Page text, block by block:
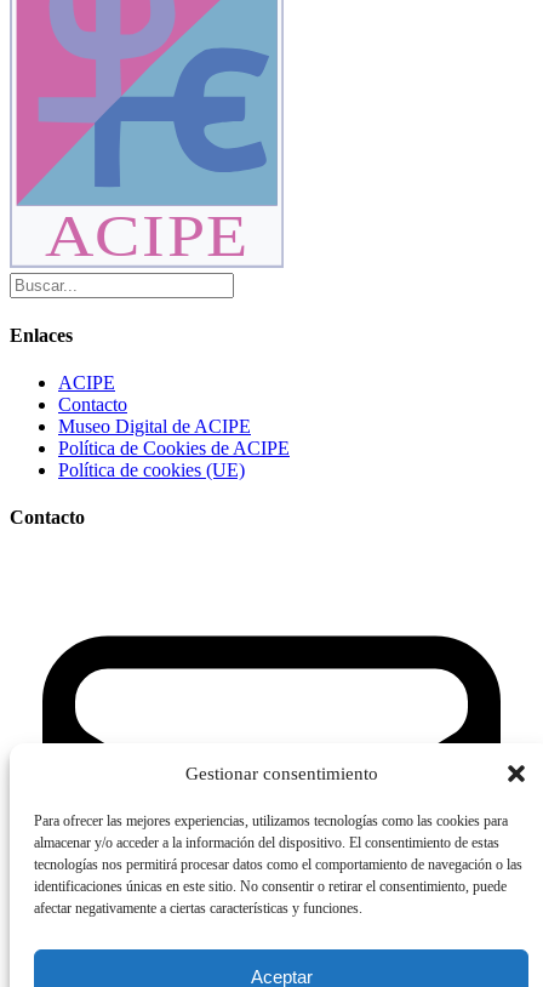
Gestionar consentimiento
Para ofrecer las mejores experiencias, utilizamos tecnologías como las cookies para
almacenar y/o acceder a la información del dispositivo. El consentimiento de estas
tecnologías nos permitirá procesar datos como el comportamiento de navegación o las
identificaciones únicas en este sitio. No consentir o retirar el consentimiento, puede
afectar negativamente a ciertas características y funciones.
Aceptar
ACIPE
Enlaces
ACIPE
Contacto
Museo Digital de ACIPE
Política de Cookies de ACIPE
Política de cookies (UE)
Contacto